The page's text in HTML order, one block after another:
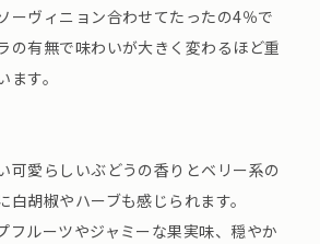
ーヴィニョン合わせてたったの4％で
の有無で味わいが大きく変わるほど重
す。
可愛らしいぶどうの香りとベリー系の
白胡椒やハーブも感じられます。
フルーツやジャミーな果実味、穏やか